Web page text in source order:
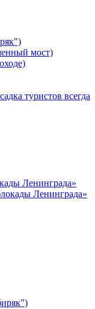
мост)
туристов всегда
Ленинграда»
Ленинграда»